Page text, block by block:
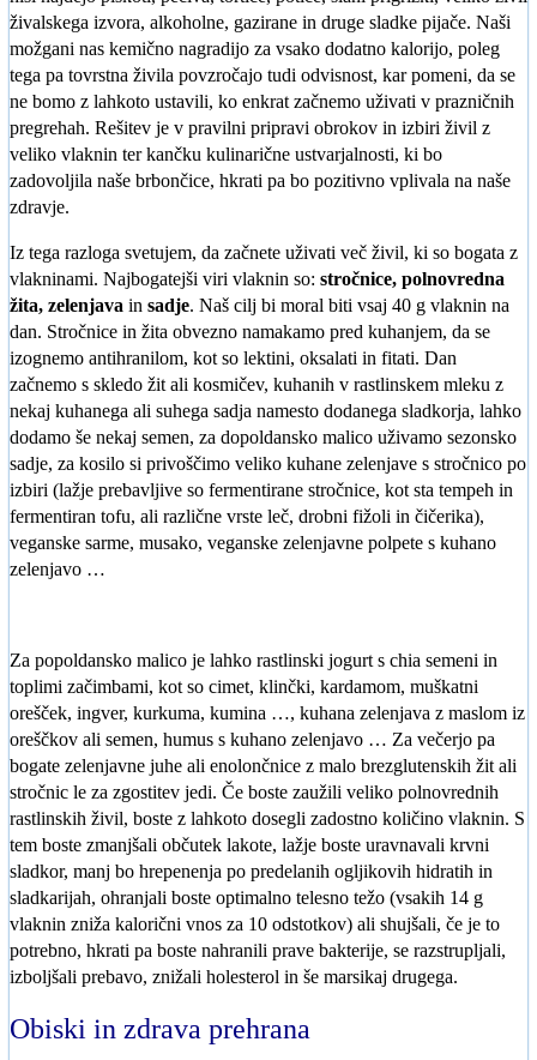
živalskega izvora, alkoholne, gazirane in druge sladke pijače. Naši
možgani nas kemično nagradijo za vsako dodatno kalorijo, poleg
tega pa tovrstna živila povzročajo tudi odvisnost, kar pomeni, da se
ne bomo z lahkoto ustavili, ko enkrat začnemo uživati v prazničnih
pregrehah. Rešitev je v pravilni pripravi obrokov in izbiri živil z
veliko vlaknin ter kančku kulinarične ustvarjalnosti, ki bo
zadovoljila naše brbončice, hkrati pa bo pozitivno vplivala na naše
zdravje.
Iz tega razloga svetujem, da začnete uživati več živil, ki so bogata z
vlakninami. Najbogatejši viri vlaknin so: stročnice, polnovredna
žita, zelenjava in sadje. Naš cilj bi moral biti vsaj 40 g vlaknin na
dan. Stročnice in žita obvezno namakamo pred kuhanjem, da se
izognemo antihranilom, kot so lektini, oksalati in fitati. Dan
začnemo s skledo žit ali kosmičev, kuhanih v rastlinskem mleku z
nekaj kuhanega ali suhega sadja namesto dodanega sladkorja, lahko
dodamo še nekaj semen, za dopoldansko malico uživamo sezonsko
sadje, za kosilo si privoščimo veliko kuhane zelenjave s stročnico po
izbiri (lažje prebavljive so fermentirane stročnice, kot sta tempeh in
fermentiran tofu, ali različne vrste leč, drobni fižoli in čičerika),
veganske sarme, musako, veganske zelenjavne polpete s kuhano
zelenjavo …
Za popoldansko malico je lahko rastlinski jogurt s chia semeni in
toplimi začimbami, kot so cimet, klinčki, kardamom, muškatni
orešček, ingver, kurkuma, kumina …, kuhana zelenjava z maslom iz
oreščkov ali semen, humus s kuhano zelenjavo … Za večerjo pa
bogate zelenjavne juhe ali enolončnice z malo brezglutenskih žit ali
stročnic le za zgostitev jedi. Če boste zaužili veliko polnovrednih
rastlinskih živil, boste z lahkoto dosegli zadostno količino vlaknin. S
tem boste zmanjšali občutek lakote, lažje boste uravnavali krvni
sladkor, manj bo hrepenenja po predelanih ogljikovih hidratih in
sladkarijah, ohranjali boste optimalno telesno težo (vsakih 14 g
vlaknin zniža kalorični vnos za 10 odstotkov) ali shujšali, če je to
potrebno, hkrati pa boste nahranili prave bakterije, se razstrupljali,
izboljšali prebavo, znižali holesterol in še marsikaj drugega.
Obiski in zdrava prehrana